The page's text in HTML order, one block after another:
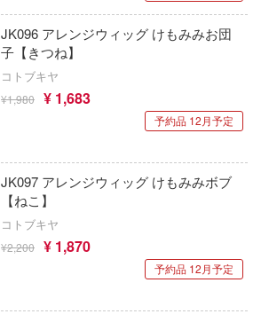
JK096 アレンジウィッグ けもみみお団
子【きつね】
コトブキヤ
¥1,980 ¥ 1,683
予約品 12月予定
JK097 アレンジウィッグ けもみみボブ
【ねこ】
コトブキヤ
¥2,200 ¥ 1,870
予約品 12月予定
進撃の巨人
シャドーハウス
serial experiments lain
新世紀エヴァンゲリオン
新幹線変形ロボ シンカリオン
Wolfpack Design(ビーバーコーポレーシ
ITA3
ウッディジョー
AMP(バウマン・ビーバーコーポレーシ
MGA Entertainment
エスディートイ
FTF(バウマン)